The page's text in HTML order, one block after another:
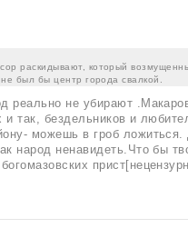
раскидывают, который
был бы центр города свалкой.
реально не убирают
так, бездельников и
можешь в гроб
народ ненавидеть.Что бы